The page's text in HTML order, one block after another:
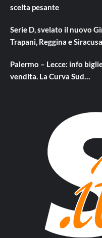
scelta pesante
Serie D, svelato il nuovo
Trapani, Reggina e Siracusa
Palermo – Lecce: info
vendita. La Curva Sud…